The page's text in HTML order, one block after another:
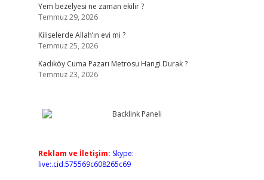
Yem bezelyesi ne zaman ekilir ?
Temmuz 29, 2026
Kiliselerde Allah’ın evi mi ?
Temmuz 25, 2026
Kadıköy Cuma Pazarı Metrosu Hangi Durak ?
Temmuz 23, 2026
Reklam ve İletişim: Skype:
live:.cid.575569c608265c69